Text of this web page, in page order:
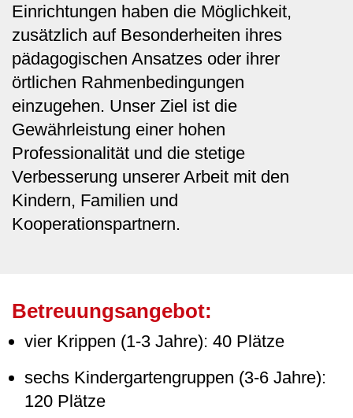
Einrichtungen haben die Möglichkeit,
zusätzlich auf Besonderheiten ihres
pädagogischen Ansatzes oder ihrer
örtlichen Rahmenbedingungen
einzugehen. Unser Ziel ist die
Gewährleistung einer hohen
Professionalität und die stetige
Verbesserung unserer Arbeit mit den
Kindern, Familien und
Kooperationspartnern.
Betreuungsangebot:
vier Krippen (1-3 Jahre): 40 Plätze
sechs Kindergartengruppen (3-6 Jahre):
120 Plätze